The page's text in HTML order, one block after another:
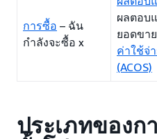
การซื้อ – ฉัน
กำลังจะซื้อ x
ผลตอบ
ยอดขา
ค่าใช้จ่
(ACOS)
ประเภทของ